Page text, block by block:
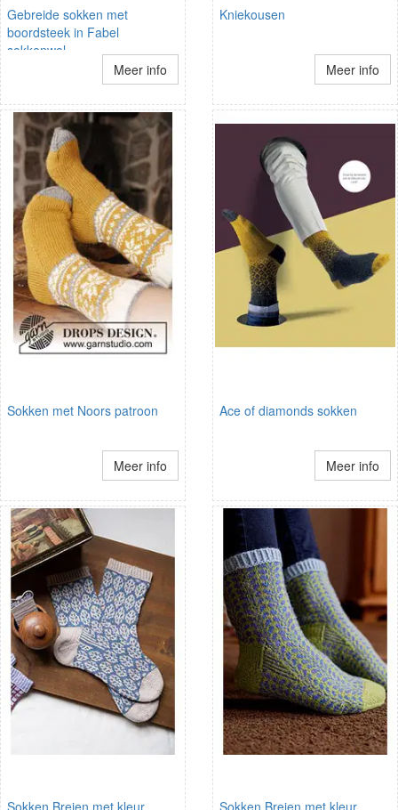
Gebreide sokken met
boordsteek in Fabel
sokkenwol
Meer info
Kniekousen
Meer info
Sokken met Noors patroon
Meer info
Ace of diamonds sokken
Meer info
Sokken Breien met kleur Sokken Breien met kleur